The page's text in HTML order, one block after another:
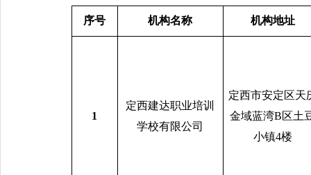
序号 机构名称 机构地址
1
定西建达职业培训
学校有限公司
定西市安定区天
金域蓝湾B区土
小镇4楼